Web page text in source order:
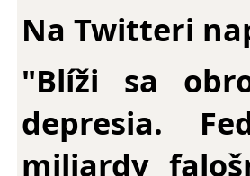
Na Twitteri
"Blíži sa
depresia.
miliardy